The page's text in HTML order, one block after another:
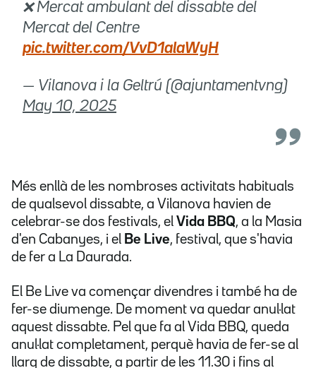
❌ Mercat ambulant del dissabte del
Mercat del Centre
pic.twitter.com/VvD1alaWyH
— Vilanova i la Geltrú (@ajuntamentvng)
May 10, 2025
Més enllà de les nombroses activitats habituals
de qualsevol dissabte, a Vilanova havien de
celebrar-se dos festivals, el Vida BBQ, a la Masia
d'en Cabanyes, i el Be Live, festival, que s'havia
de fer a La Daurada.
El Be Live va començar divendres i també ha de
fer-se diumenge. De moment va quedar anul·lat
aquest dissabte. Pel que fa al Vida BBQ, queda
anul·lat completament, perquè havia de fer-se al
llarg de dissabte, a partir de les 11.30 i fins al